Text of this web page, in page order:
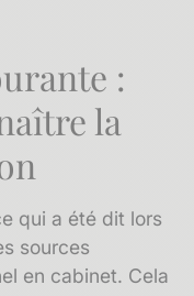
:
la
qui a été dit lors
sources
en cabinet. Cela